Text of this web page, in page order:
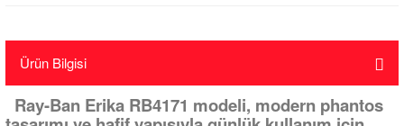
Ürün Bilgisi
Ray-Ban Erika RB4171 modeli, modern phantos